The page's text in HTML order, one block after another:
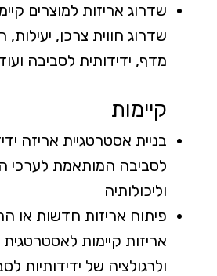
שדרוג אריזות למוצרים
שדרוג חווית צרכן, יעילות,
מדף, ידידותית לסביבה
קיימות
בניית אסטרטגיית אריזה
לסביבה המותאמת לערכי
וליכולותיה
פיתוח אריזות חדשות או
אריזות קיימות
ולרגולציה של ידידותיות